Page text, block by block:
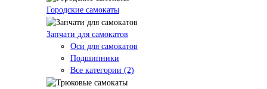
Городские самокаты
Запчати для самокатов
Оси для самокатов
Подшипники
Все категории (2)